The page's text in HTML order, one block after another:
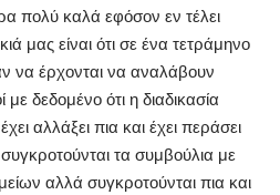
πολύ καλά εφόσον εν τέλει
μας είναι ότι σε ένα τετράμηνο
έρχονται να αναλάβουν
με δεδομένο ότι η διαδικασία
αλλάξει πια και έχει περάσει
τα συμβούλια με
αλλά συγκροτούνται πια και